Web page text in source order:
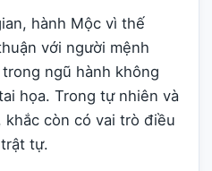
hành Mộc vì thế
với người mệnh
ngũ hành không
họa. Trong tự nhiên và
còn có vai trò điều
tự.